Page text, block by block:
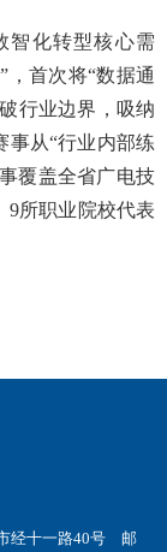
智化转型核心需
，首次将“数据通
行业边界，吸纳
事从“行业内部练
覆盖全省广电技
9所职业院校代表
经十一路40号 邮